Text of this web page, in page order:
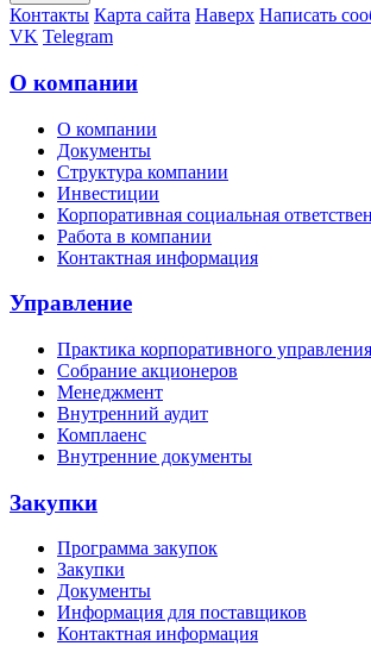
Контакты Карта сайта Наверх Написать
VK Telegram
О компании
О компании
Документы
Структура компании
Инвестиции
Корпоративная социальная
Работа в компании
Контактная информация
Управление
Практика корпоративного управления
Собрание акционеров
Менеджмент
Внутренний аудит
Комплаенс
Внутренние документы
Закупки
Программа закупок
Закупки
Документы
Информация для поставщиков
Контактная информация